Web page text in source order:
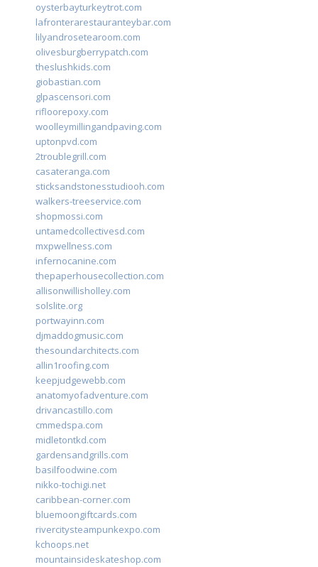
oysterbayturkeytrot.com
lafronterarestauranteybar.com
lilyandrosetearoom.com
olivesburgberrypatch.com
theslushkids.com
giobastian.com
glpascensori.com
rifloorepoxy.com
woolleymillingandpaving.com
uptonpvd.com
2troublegrill.com
casateranga.com
sticksandstonesstudiooh.com
walkers-treeservice.com
shopmossi.com
untamedcollectivesd.com
mxpwellness.com
infernocanine.com
thepaperhousecollection.com
allisonwillisholley.com
solslite.org
portwayinn.com
djmaddogmusic.com
thesoundarchitects.com
allin1roofing.com
keepjudgewebb.com
anatomyofadventure.com
drivancastillo.com
cmmedspa.com
midletontkd.com
gardensandgrills.com
basilfoodwine.com
nikko-tochigi.net
caribbean-corner.com
bluemoongiftcards.com
rivercitysteampunkexpo.com
kchoops.net
mountainsideskateshop.com